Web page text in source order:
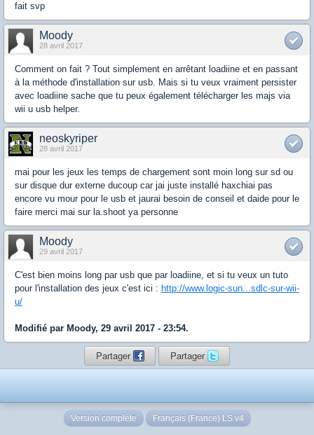
fait svp
Moody
28 avril 2017
Comment on fait ? Tout simplement en arrêtant loadiine et en passant
à la méthode d'installation sur usb. Mais si tu veux vraiment persister
avec loadiine sache que tu peux également télécharger les majs via
wii u usb helper.
neoskyriper
28 avril 2017
mai pour les jeux les temps de chargement sont moin long sur sd ou
sur disque dur externe ducoup car jai juste installé haxchiai pas
encore vu mour pour le usb et jaurai besoin de conseil et daide pour le
faire merci mai sur la.shoot ya personne
Moody
29 avril 2017
C'est bien moins long par usb que par loadiine, et si tu veux un tuto
pour l'installation des jeux c'est ici : http://www.logic-sun...sdlc-sur-wii-
u/
Modifié par Moody, 29 avril 2017 - 23:54.
Partager Partager
Version complète Français (France) LS v4